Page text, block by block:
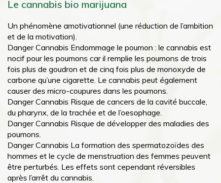
Le cannabis bio marijuana
Un phénomène amotivationnel (une réduction de l’ambition
et de la motivation).
Danger Cannabis Endommage le poumon : le cannabis est
nocif pour les poumons car il remplie les poumons de trois
fois plus de goudron et de cinq fois plus de monoxyde de
carbone qu’une cigarette. Le cannabis peut également
causer des micro-coupures dans les poumons.
Danger Cannabis Risque de cancers de la cavité buccale,
du pharynx, de la trachée et de l’oesophage.
Danger Cannabis Risque de développer des maladies des
poumons.
Danger Cannabis La formation des spermatozoïdes des
hommes et le cycle de menstruation des femmes peuvent
être perturbés. Les effets sont cependant réversibles
après l’arrêt du cannabis.